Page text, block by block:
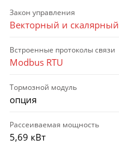
Закон управления
Векторный и скалярный
Встроенные протоколы связи
Modbus RTU
Тормозной модуль
опция
Рассеиваемая мощность
5,69 кВт